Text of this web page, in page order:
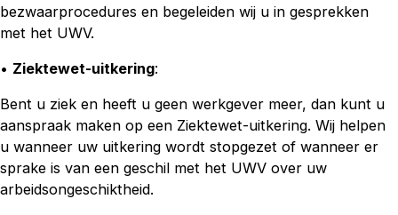
bezwaarprocedures en begeleiden wij u in gesprekken
met het UWV.
• Ziektewet-uitkering:
Bent u ziek en heeft u geen werkgever meer, dan kunt u
aanspraak maken op een Ziektewet-uitkering. Wij helpen
u wanneer uw uitkering wordt stopgezet of wanneer er
sprake is van een geschil met het UWV over uw
arbeidsongeschiktheid.